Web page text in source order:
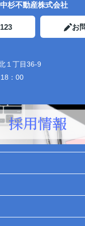
中杉不動産株式会社
お
１丁目36-9
：00